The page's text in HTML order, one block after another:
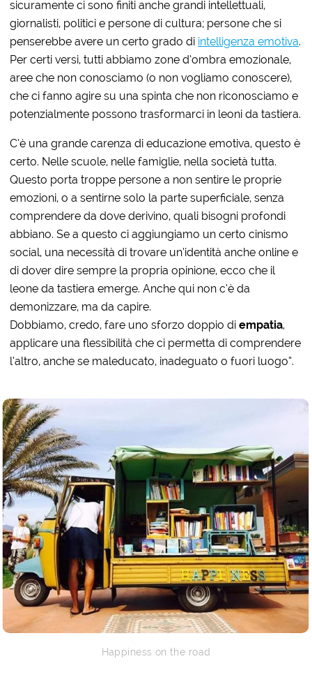
sicuramente ci sono finiti anche grandi intellettuali,
giornalisti, politici e persone di cultura; persone che si
penserebbe avere un certo grado di intelligenza emotiva.
Per certi versi, tutti abbiamo zone d’ombra emozionale,
aree che non conosciamo (o non vogliamo conoscere),
che ci fanno agire su una spinta che non riconosciamo e
potenzialmente possono trasformarci in leoni da tastiera.
C’è una grande carenza di educazione emotiva, questo è
certo. Nelle scuole, nelle famiglie, nella società tutta.
Questo porta troppe persone a non sentire le proprie
emozioni, o a sentirne solo la parte superficiale, senza
comprendere da dove derivino, quali bisogni profondi
abbiano. Se a questo ci aggiungiamo un certo cinismo
social, una necessità di trovare un’identità anche online e
di dover dire sempre la propria opinione, ecco che il
leone da tastiera emerge. Anche qui non c’è da
demonizzare, ma da capire.
Dobbiamo, credo, fare uno sforzo doppio diempatia,
applicare una flessibilità che ci permetta di comprendere
l’altro, anche se maleducato, inadeguato o fuori luogo”.
Happiness on the road